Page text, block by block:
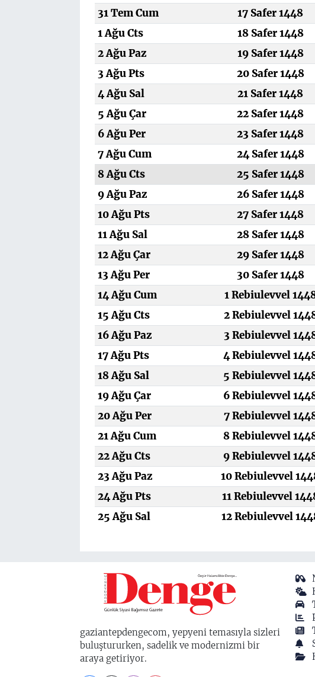
31 Tem Cum
17 Safer 1448
1 Ağu Cts
18 Safer 1448
2 Ağu Paz
19 Safer 1448
3 Ağu Pts
20 Safer 1448
4 Ağu Sal
21 Safer 1448
5 Ağu Çar
22 Safer 1448
6 Ağu Per
23 Safer 1448
7 Ağu Cum
24 Safer 1448
8 Ağu Cts
25 Safer 1448
9 Ağu Paz
26 Safer 1448
10 Ağu Pts
27 Safer 1448
11 Ağu Sal
28 Safer 1448
12 Ağu Çar
29 Safer 1448
13 Ağu Per
30 Safer 1448
14 Ağu Cum
1 Rebiulevvel
15 Ağu Cts
2 Rebiulevvel
16 Ağu Paz
3 Rebiulevvel
17 Ağu Pts
4 Rebiulevvel
18 Ağu Sal
5 Rebiulevvel
19 Ağu Çar
6 Rebiulevvel
20 Ağu Per
7 Rebiulevvel
21 Ağu Cum
8 Rebiulevvel
22 Ağu Cts
9 Rebiulevvel
23 Ağu Paz
10 Rebiulevvel
24 Ağu Pts
11 Rebiulevvel
25 Ağu Sal
12 Rebiulevvel
gaziantepdengecom, yepyeni temasıyla sizleri
buluştururken, sadelik ve modernizmi bir
araya getiriyor.